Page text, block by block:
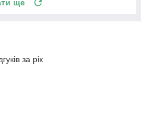
ще
за рік